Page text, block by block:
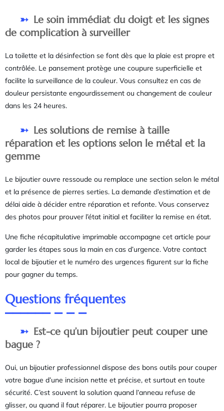
Le soin immédiat du doigt et les signes
de complication à surveiller
La toilette et la désinfection se font dès que la plaie est propre et
contrôlée. Le pansement protège une coupure superficielle et
facilite la surveillance de la couleur. Vous consultez en cas de
douleur persistante engourdissement ou changement de couleur
dans les 24 heures.
Les solutions de remise à taille
réparation et les options selon le métal et la
gemme
Le bijoutier ouvre ressoude ou remplace une section selon le métal
et la présence de pierres serties. La demande d’estimation et de
délai aide à décider entre réparation et refonte. Vous conservez
des photos pour prouver l’état initial et faciliter la remise en état.
Une fiche récapitulative imprimable accompagne cet article pour
garder les étapes sous la main en cas d’urgence. Votre contact
local de bijoutier et le numéro des urgences figurent sur la fiche
pour gagner du temps.
Questions fréquentes
Est-ce qu’un bijoutier peut couper une
bague ?
Oui, un bijoutier professionnel dispose des bons outils pour couper
votre bague d’une incision nette et précise, et surtout en toute
sécurité. C’est souvent la solution quand l’anneau refuse de
glisser, ou quand il faut réparer. Le bijoutier pourra proposer